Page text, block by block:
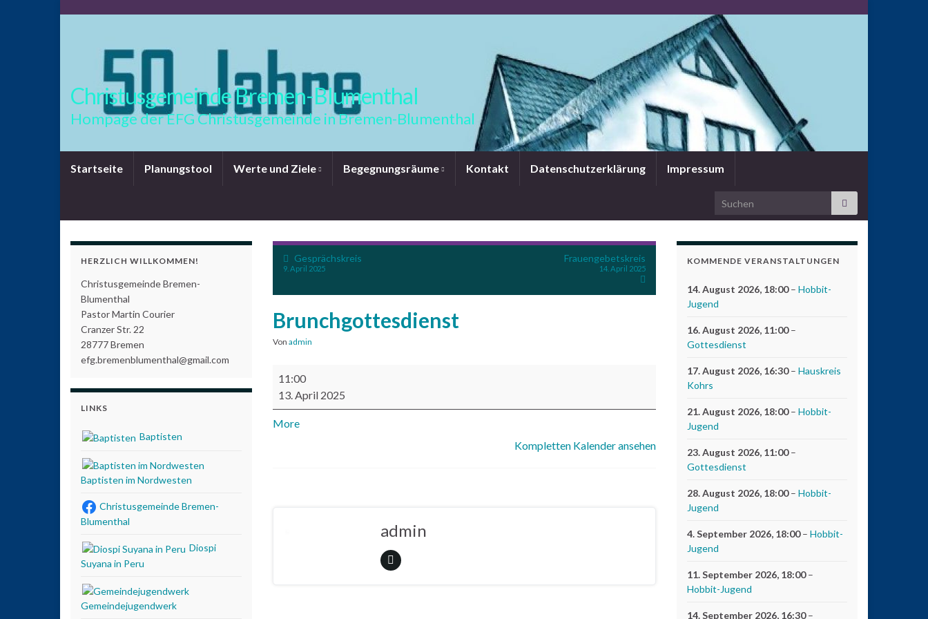
Christusgemeinde Bremen-Blumenthal
Hompage der EFG Christusgemeinde in Bremen-Blumenthal
Startseite Planungstool Werte und Ziele Begegnungsräume Kontakt Datenschutzerklärung Impressum
Search for:
Gesprächskreis
9. April 2025
Frauengebetskreis
14. April 2025
Brunchgottesdienst
Von admin
Brunchgottesdienst
11:00
13. April 2025
Moreabout {title}
Kompletten Kalender ansehen
admin
HERZLICH WILLKOMMEN!
Christusgemeinde Bremen-
Blumenthal
Pastor Martin Courier
Cranzer Str. 22
28777 Bremen
efg.bremenblumenthal@gmail.com
LINKS
Baptisten
Baptisten im Nordwesten
Christusgemeinde Bremen-
Blumenthal
Diospi
Suyana in Peru
Gemeindejugendwerk
KOMMENDE VERANSTALTUNGEN
14. August 2026, 18:00– Hobbit-
Jugend
16. August 2026, 11:00–
Gottesdienst
17. August 2026, 16:30– Hauskreis
Kohrs
21. August 2026, 18:00– Hobbit-
Jugend
23. August 2026, 11:00–
Gottesdienst
28. August 2026, 18:00– Hobbit-
Jugend
4. September 2026, 18:00– Hobbit-
Jugend
11. September 2026, 18:00–
Hobbit-Jugend
14. September 2026, 16:30–